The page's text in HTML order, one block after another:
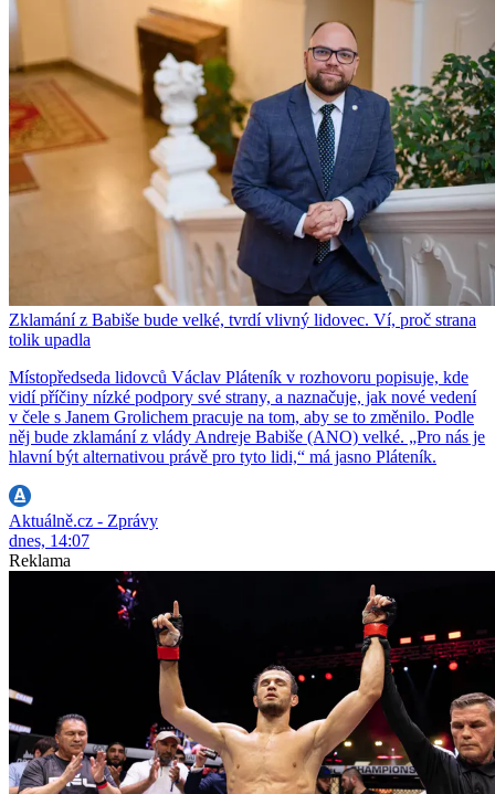
Zklamání z Babiše bude velké, tvrdí vlivný lidovec. Ví, proč strana
tolik upadla
Místopředseda lidovců Václav Pláteník v rozhovoru popisuje, kde
vidí příčiny nízké podpory své strany, a naznačuje, jak nové vedení
v čele s Janem Grolichem pracuje na tom, aby se to změnilo. Podle
něj bude zklamání z vlády Andreje Babiše (ANO) velké. „Pro nás je
hlavní být alternativou právě pro tyto lidi,“ má jasno Pláteník.
Aktuálně.cz - Zprávy
dnes, 14:07
Reklama